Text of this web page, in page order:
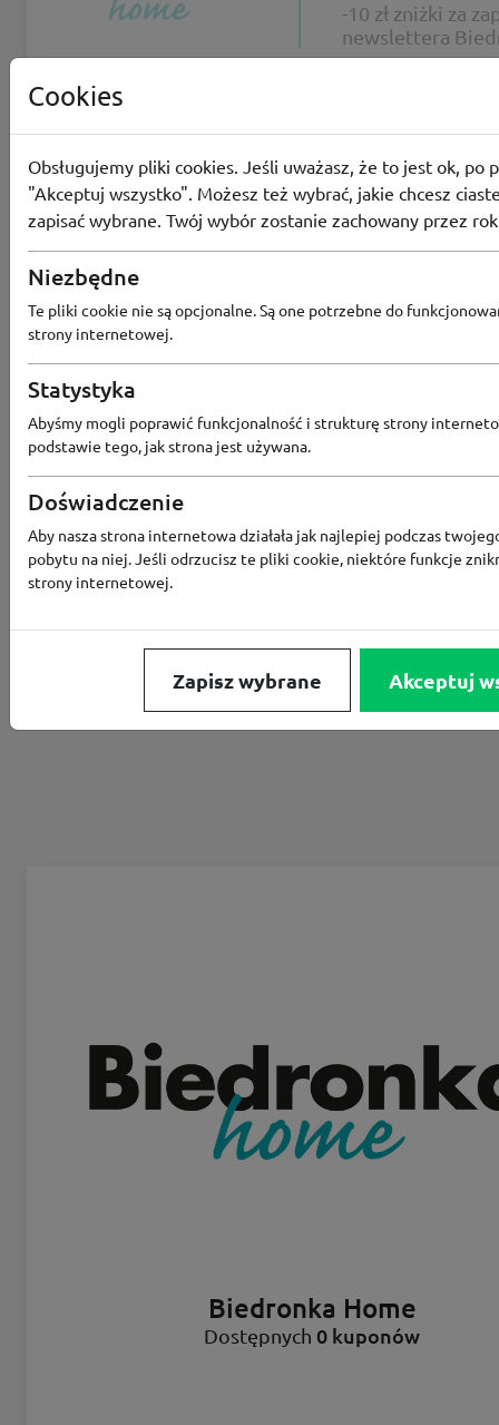
-10 zł zniżki za
newslettera
Home
SKORZYSTAJ
KUPON NIEAKTYWNY
Kod rabatowy
Home z rabatem
-50% 21osób użyło
SKORZYSTAJ
KUPON NIEAKTYWNY
1
Biedronka Home
Dostępnych 0 kuponów
Cookies
Obsługujemy pliki cookies. Jeśli uważasz, że to jest ok, po
"Akceptuj wszystko". Możesz też wybrać, jakie chcesz
zapisać wybrane. Twój wybór zostanie zachowany przez
Niezbędne
Te pliki cookie nie są opcjonalne. Są one potrzebne do
strony internetowej.
Statystyka
Abyśmy mogli poprawić funkcjonalność i strukturę strony
podstawie tego, jak strona jest używana.
Doświadczenie
Aby nasza strona internetowa działała jak najlepiej podczas
pobytu na niej. Jeśli odrzucisz te pliki cookie, niektóre funkcje
strony internetowej.
Zapisz wybrane Akceptuj